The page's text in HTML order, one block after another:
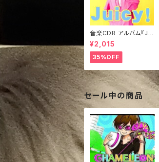
音楽CDR アルバム『Jui
cy!』きぃジャケVer.
¥2,015
35%OFF
セール中の商品